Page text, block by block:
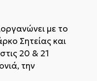
με το
Σητείας και
20 & 21
την